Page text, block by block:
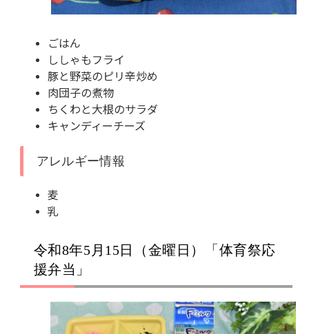
ごはん
ししゃもフライ
豚と野菜のピリ辛炒め
肉団子の煮物
ちくわと大根のサラダ
キャンディーチーズ
アレルギー情報
麦
乳
令和8年5月15日（金曜日）「体育祭応
援弁当」